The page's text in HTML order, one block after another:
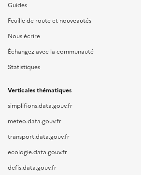
Guides
Feuille de route et nouveautés
Nous écrire
Échangez avec la communauté
Statistiques
Verticales thématiques
simplifions.data.gouv.fr
meteo.data.gouv.fr
transport.data.gouv.fr
ecologie.data.gouv.fr
defis.data.gouv.fr